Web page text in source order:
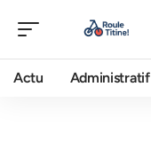
Actu Administratif